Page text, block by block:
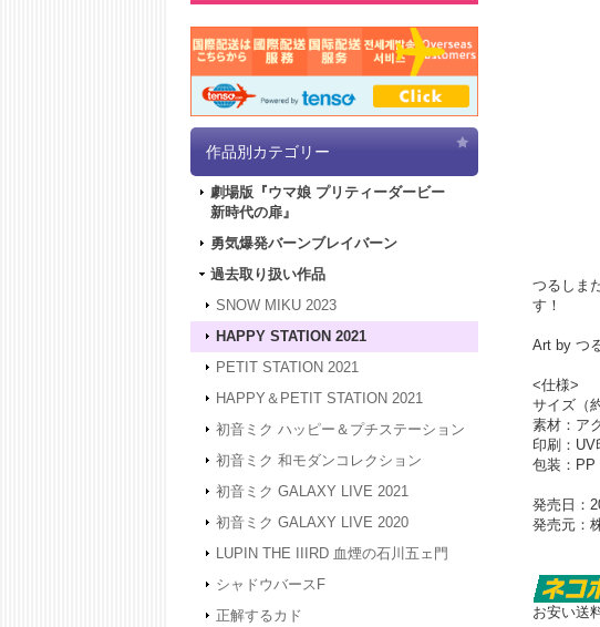
作品別カテゴリー
劇場版『ウマ娘 プリティーダービー
新時代の扉』
勇気爆発バーンブレイバーン
過去取り扱い作品
SNOW MIKU 2023
HAPPY STATION 2021
PETIT STATION 2021
HAPPY＆PETIT STATION 2021
初音ミク ハッピー＆プチステーション
初音ミク 和モダンコレクション
初音ミク GALAXY LIVE 2021
初音ミク GALAXY LIVE 2020
LUPIN THE IIIRD 血煙の石川五ェ門
シャドウバースF
正解するカド
つるしま
す！
Art by つ
<仕様>
サイズ（
素材：ア
印刷：UV
包装：PP
発売日：
発売元：
お安い送